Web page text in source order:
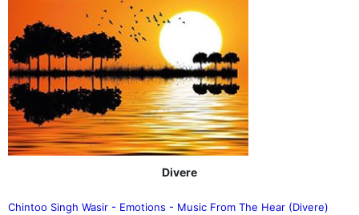
Divere
Chintoo Singh Wasir - Emotions - Music From The Hear (Divere)